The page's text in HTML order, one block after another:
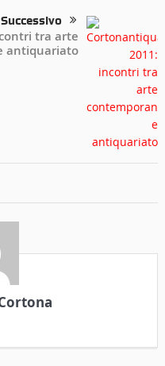
Successivo
tra arte
antiquariato